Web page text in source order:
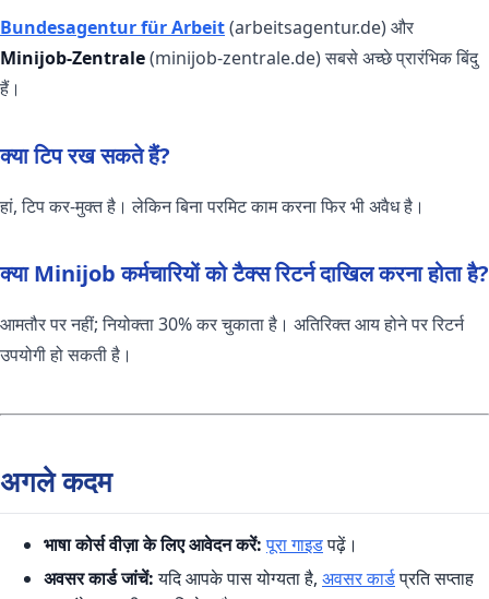
Bundesagentur für Arbeit(arbeitsagentur.de) और
Minijob-Zentrale(minijob-zentrale.de) सबसे अच्छे प्रारंभिक बिंदु
हैं।
क्या टिप रख सकते हैं?
हां, टिप कर-मुक्त है। लेकिन बिना परमिट काम करना फिर भी अवैध है।
क्या Minijob कर्मचारियों को टैक्स रिटर्न दाखिल करना होता है?
आमतौर पर नहीं; नियोक्ता 30% कर चुकाता है। अतिरिक्त आय होने पर रिटर्न
उपयोगी हो सकती है।
अगले कदम
भाषा कोर्स वीज़ा के लिए आवेदन करें: पूरा गाइडपढ़ें।
अवसर कार्ड जांचें:यदि आपके पास योग्यता है, अवसर कार्डप्रति सप्ताह